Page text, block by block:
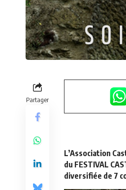
Partager
L’Association
du FESTIVAL
diversifiée de 7